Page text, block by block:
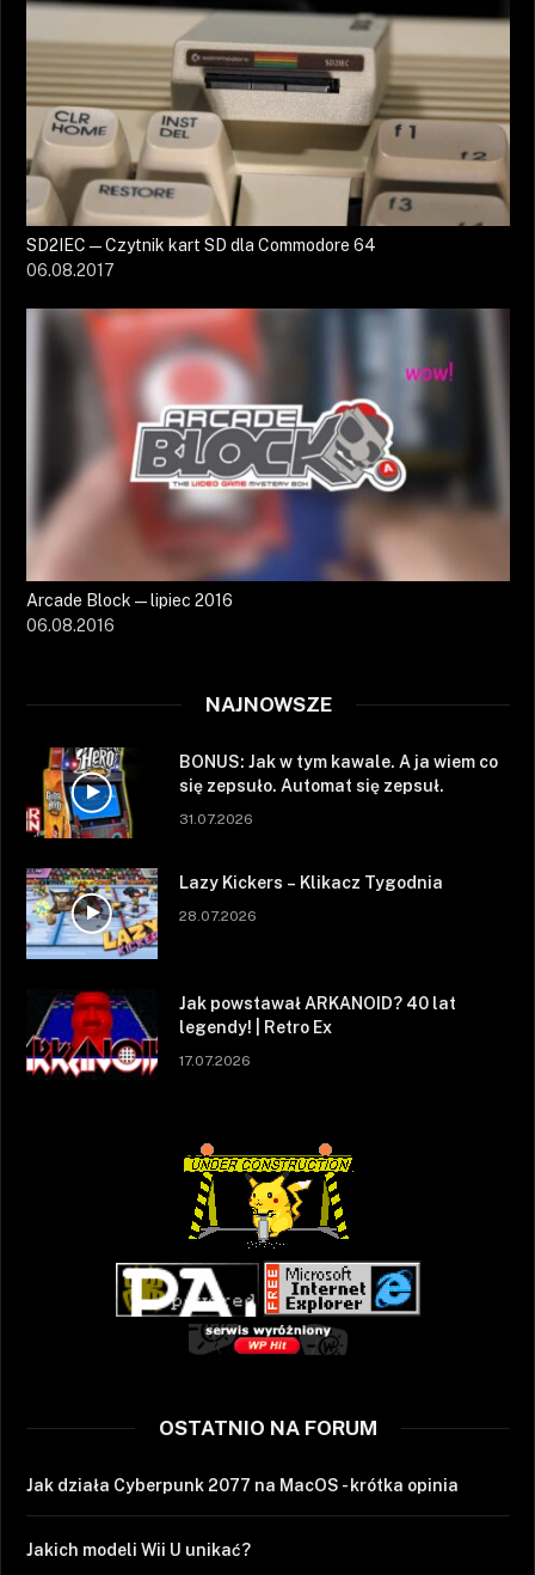
SD2IEC — Czytnik kart SD dla Commodore 64
06.08.2017
Arcade Block — lipiec 2016
06.08.2016
NAJNOWSZE
BONUS: Jak w tym kawale. A ja wiem co
się zepsuło. Automat się zepsuł.
31.07.2026
Lazy Kickers – Klikacz Tygodnia
28.07.2026
Jak powstawał ARKANOID? 40 lat
legendy! | Retro Ex
17.07.2026
OSTATNIO NA FORUM
Jak działa Cyberpunk 2077 na MacOS - krótka opinia
Jakich modeli Wii U unikać?